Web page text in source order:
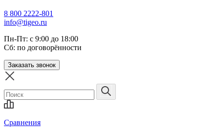
8 800 2222-801
info@tigeo.ru
Пн-Пт: с 9:00 до 18:00
Сб: по договорённости
Заказать звонок
Сравнения